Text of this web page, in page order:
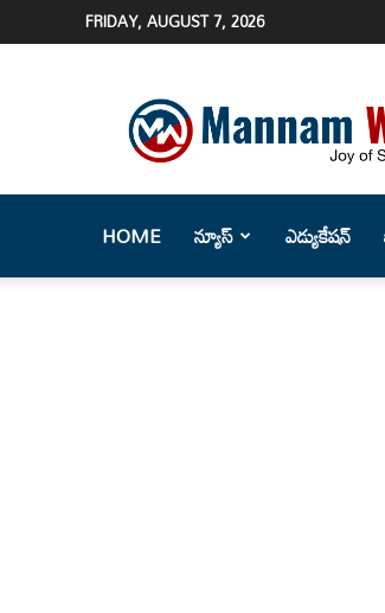
FRIDAY, AUGUST 7, 2026
Web
(మన్నం
News
HOME న్యూస్ ఎడ్యుకేషన్